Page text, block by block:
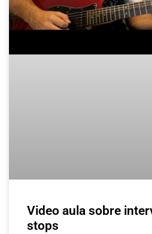
Video aula sobre
stops